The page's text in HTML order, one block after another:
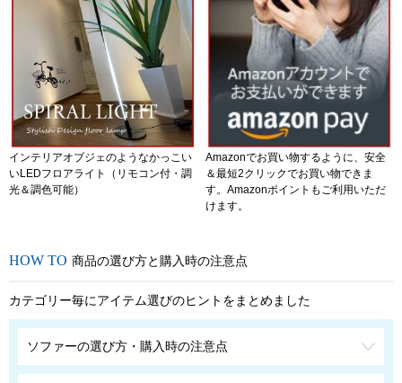
インテリアオブジェのようなかっこい
いLEDフロアライト（リモコン付・調
光＆調色可能）
Amazonでお買い物するように、安全
＆最短2クリックでお買い物できま
す。Amazonポイントもご利用いただ
けます。
商品の選び方と購入時の注意点
カテゴリー毎にアイテム選びのヒントをまとめました
ソファーの選び方・購入時の注意点